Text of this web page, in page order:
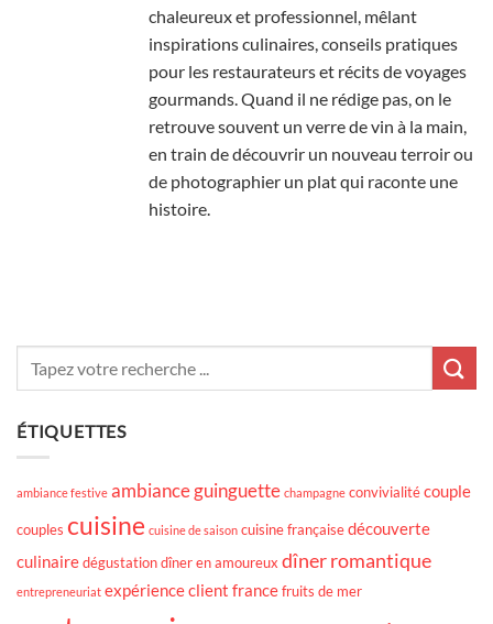
chaleureux et professionnel, mêlant
inspirations culinaires, conseils pratiques
pour les restaurateurs et récits de voyages
gourmands. Quand il ne rédige pas, on le
retrouve souvent un verre de vin à la main,
en train de découvrir un nouveau terroir ou
de photographier un plat qui raconte une
histoire.
ÉTIQUETTES
ambiance festive ambiance guinguette champagne convivialitécouple
couples cuisine cuisine de saison cuisine françaisedécouverte
culinairedégustationdîner en amoureux dîner romantique
entrepreneuriat expérience client francefruits de mer